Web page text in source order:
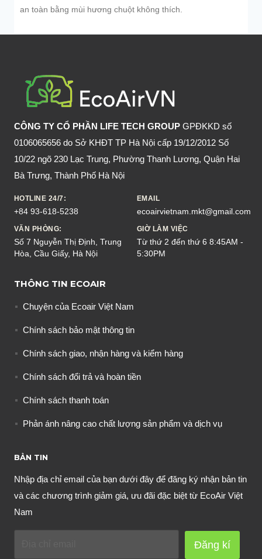
an toàn bằng mùi hương chuột không thích.
CÔNG TY CỔ PHẦN LIFE TECH GROUP GPĐKKD số
0106065656 do Sở KHĐT TP Hà Nội cấp 19/12/2012 Số
10/22 ngõ 230 Lạc Trung, Phường Thanh Lương, Quận Hai
Bà Trưng, Thành Phố Hà Nội
HOTLINE 24/7:
+84 93-618-5238
EMAIL
ecoairvietnam.mkt@gmail.com
VĂN PHÒNG:
Số 7 Nguyễn Thị Định, Trung
Hòa, Cầu Giấy, Hà Nội
GIỜ LÀM VIỆC
Từ thứ 2 đến thứ 6 8:45AM -
5:30PM
THÔNG TIN ECOAIR
Chuyện của Ecoair Việt Nam
Chính sách bảo mật thông tin
Chính sách giao, nhận hàng và kiểm hàng
Chính sách đổi trả và hoàn tiền
Chính sách thanh toán
Phản ánh nâng cao chất lượng sản phẩm và dịch vụ
BẢN TIN
Nhập địa chỉ email của bạn dưới đây để đăng ký nhận bản tin
và các chương trình giảm giá, ưu đãi đặc biệt từ EcoAir Việt
Nam
Đăng kí